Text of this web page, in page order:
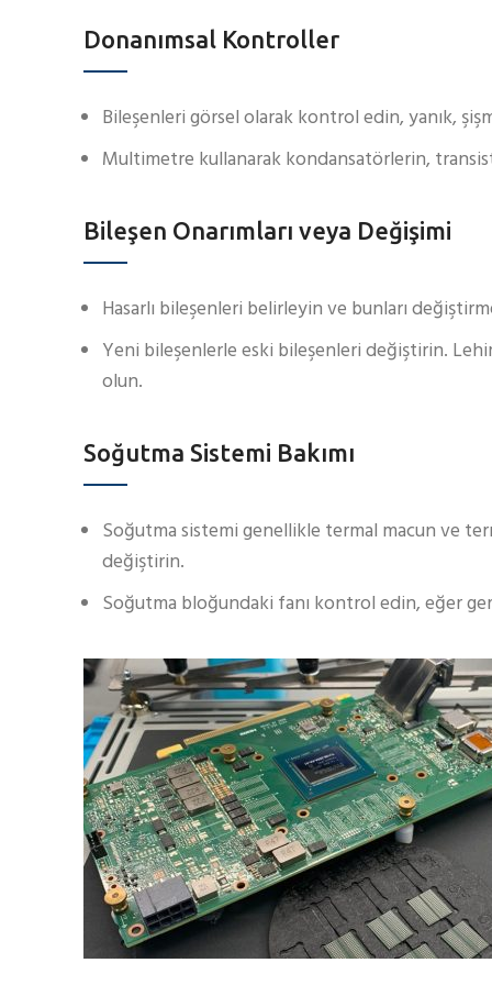
Donanımsal Kontroller
Bileşenleri görsel olarak kontrol edin, yanık,
Multimetre kullanarak kondansatörlerin,
Bileşen Onarımları veya Değişimi
Hasarlı bileşenleri belirleyin ve bunları
Yeni bileşenlerle eski bileşenleri değiştirin.
olun.
Soğutma Sistemi Bakımı
Soğutma sistemi genellikle termal macun ve
değiştirin.
Soğutma bloğundaki fanı kontrol edin, eğer